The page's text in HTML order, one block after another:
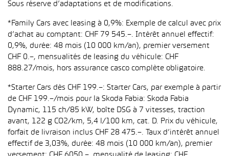
Sous réserve d’adaptations et de modifications.
*Family Cars avec leasing à 0,9%: Exemple de calcul avec prix
d’achat au comptant: CHF 79 545.–. Intérêt annuel effectif:
0,9%, durée: 48 mois (10 000 km/an), premier versement
CHF 0.–, mensualités de leasing du véhicule: CHF
888.27/mois, hors assurance casco complète obligatoire.
*Starter Cars dès CHF 199.–: Starter Cars, par exemple à partir
de CHF 199.–/mois pour la Skoda Fabia: Skoda Fabia
Dynamic, 115 ch/85 kW, boîte DSG à 7 vitesses, traction
avant, 122 g CO2/km, 5,4 l/100 km, cat. D. Prix du véhicule,
forfait de livraison inclus CHF 28 475.–. Taux d’intérêt annuel
effectif de 3,03%, durée: 48 mois (10 000 km/an), premier